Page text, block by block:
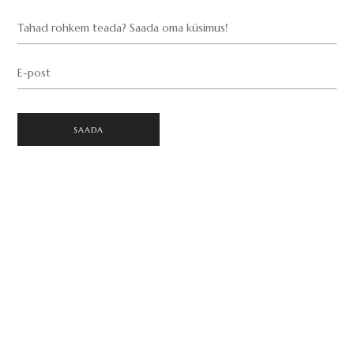
Tahad rohkem teada? Saada oma küsimus!
E-post
SAADA